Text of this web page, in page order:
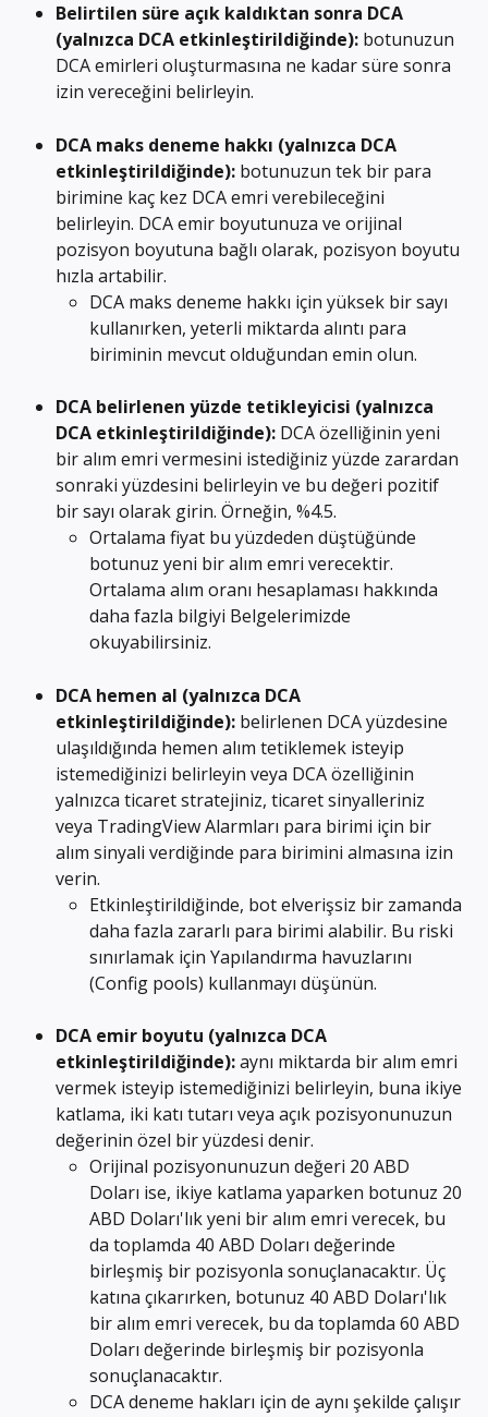
Belirtilen süre açık kaldıktan sonra DCA
(yalnızca DCA etkinleştirildiğinde): botunuzun
DCA emirleri oluşturmasına ne kadar süre sonra
izin vereceğini belirleyin.
DCA maks deneme hakkı (yalnızca DCA
etkinleştirildiğinde): botunuzun tek bir para
birimine kaç kez DCA emri verebileceğini
belirleyin. DCA emir boyutunuza ve orijinal
pozisyon boyutuna bağlı olarak, pozisyon boyutu
hızla artabilir.
DCA maks deneme hakkı için yüksek bir sayı
kullanırken, yeterli miktarda alıntı para
biriminin mevcut olduğundan emin olun.
DCA belirlenen yüzde tetikleyicisi (yalnızca
DCA etkinleştirildiğinde): DCA özelliğinin yeni
bir alım emri vermesini istediğiniz yüzde zarardan
sonraki yüzdesini belirleyin ve bu değeri pozitif
bir sayı olarak girin. Örneğin, %4.5.
Ortalama fiyat bu yüzdeden düştüğünde
botunuz yeni bir alım emri verecektir.
Ortalama alım oranı hesaplaması hakkında
daha fazla bilgiyi Belgelerimizde
okuyabilirsiniz.
DCA hemen al (yalnızca DCA
etkinleştirildiğinde): belirlenen DCA yüzdesine
ulaşıldığında hemen alım tetiklemek isteyip
istemediğinizi belirleyin veya DCA özelliğinin
yalnızca ticaret stratejiniz, ticaret sinyalleriniz
veya TradingView Alarmları para birimi için bir
alım sinyali verdiğinde para birimini almasına izin
verin.
Etkinleştirildiğinde, bot elverişsiz bir zamanda
daha fazla zararlı para birimi alabilir. Bu riski
sınırlamak için Yapılandırma havuzlarını
(Config pools) kullanmayı düşünün.
DCA emir boyutu (yalnızca DCA
etkinleştirildiğinde): aynı miktarda bir alım emri
vermek isteyip istemediğinizi belirleyin, buna ikiye
katlama, iki katı tutarı veya açık pozisyonunuzun
değerinin özel bir yüzdesi denir.
Orijinal pozisyonunuzun değeri 20 ABD
Doları ise, ikiye katlama yaparken botunuz 20
ABD Doları'lık yeni bir alım emri verecek, bu
da toplamda 40 ABD Doları değerinde
birleşmiş bir pozisyonla sonuçlanacaktır. Üç
katına çıkarırken, botunuz 40 ABD Doları'lık
bir alım emri verecek, bu da toplamda 60 ABD
Doları değerinde birleşmiş bir pozisyonla
sonuçlanacaktır.
DCA deneme hakları için de aynı şekilde çalışır